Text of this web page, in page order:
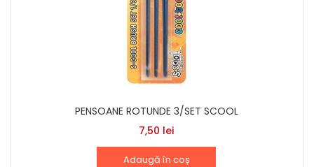
PENSOANE ROTUNDE 3/SET SCOOL
7,50 lei
Adaugă în coș